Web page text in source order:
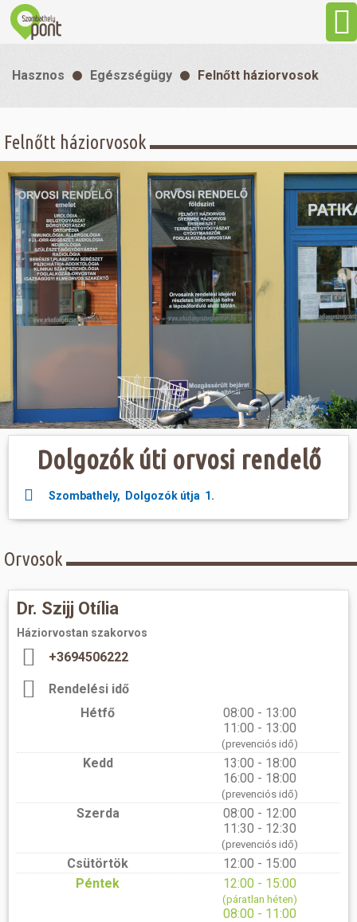
Látnivalók
Gasztronómia
Szállás
Sport
Hasznos Egészségügy Felnőtt háziorvosok
Felnőtt háziorvosok
Dolgozók úti orvosi rendelő
Szombathely, Dolgozók útja 1.
Orvosok
Dr. Szijj Otília
Háziorvostan szakorvos
+3694506222
Rendelési idő
Hétfő
08:00 - 13:00
11:00 - 13:00
(prevenciós idő)
Kedd
13:00 - 18:00
16:00 - 18:00
(prevenciós idő)
Szerda
08:00 - 12:00
11:30 - 12:30
(prevenciós idő)
Csütörtök
12:00 - 15:00
Péntek
12:00 - 15:00
(páratlan héten)
08:00 - 11:00